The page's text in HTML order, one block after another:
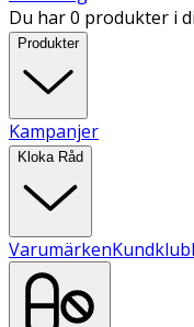
Du har 0 produkter i
Produkter
Kampanjer
Kloka Råd
Varumärken